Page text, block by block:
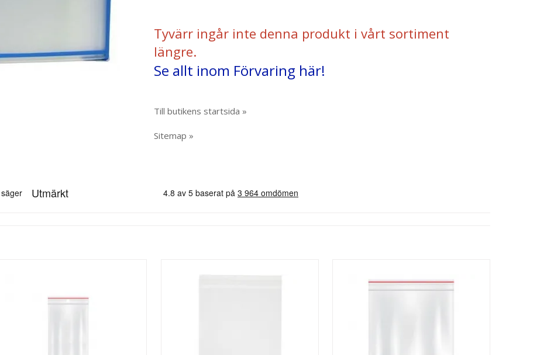
Tyvärr ingår inte denna produkt i vårt sortiment
längre.
Se allt inom Förvaring här!
Till butikens startsida »
Sitemap »